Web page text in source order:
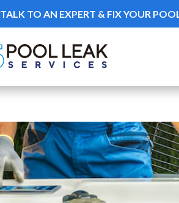
TALK TO AN EXPERT & FIX YOUR